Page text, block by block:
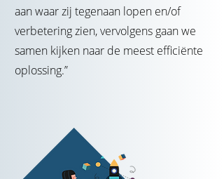
aan waar zij tegenaan lopen en/of
verbetering zien, vervolgens gaan we
samen kijken naar de meest efficiënte
oplossing.”